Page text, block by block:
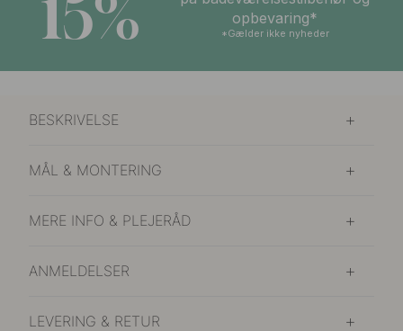
15%
opbevaring*
*Gælder ikke nyheder
BESKRIVELSE
MÅL & MONTERING
MERE INFO & PLEJERÅD
ANMELDELSER
LEVERING & RETUR